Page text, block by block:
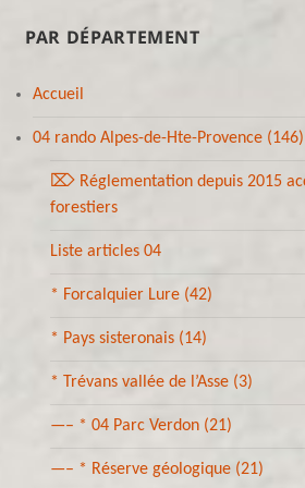
PAR DÉPARTEMENT
Accueil
04 rando Alpes-de-Hte-Provence (146)
⌦ Réglementation depuis 2015
forestiers
Liste articles 04
* Forcalquier Lure (42)
* Pays sisteronais (14)
* Trévans vallée de l’Asse (3)
—– * 04 Parc Verdon (21)
—– * Réserve géologique (21)